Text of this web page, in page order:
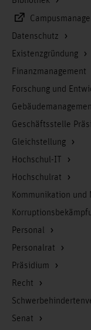
BAH
).
jeweiligen
Für den dualen
Datenschutz
Existenzgründung
Finanzmanagement
Forschung und
Geschäftsstelle
Gleichstellung
Hochschul-IT
Hochschulrat
Kommunikation und
Personal
Personalrat
Präsidium
Recht
Senat